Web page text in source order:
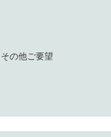
その他ご要望